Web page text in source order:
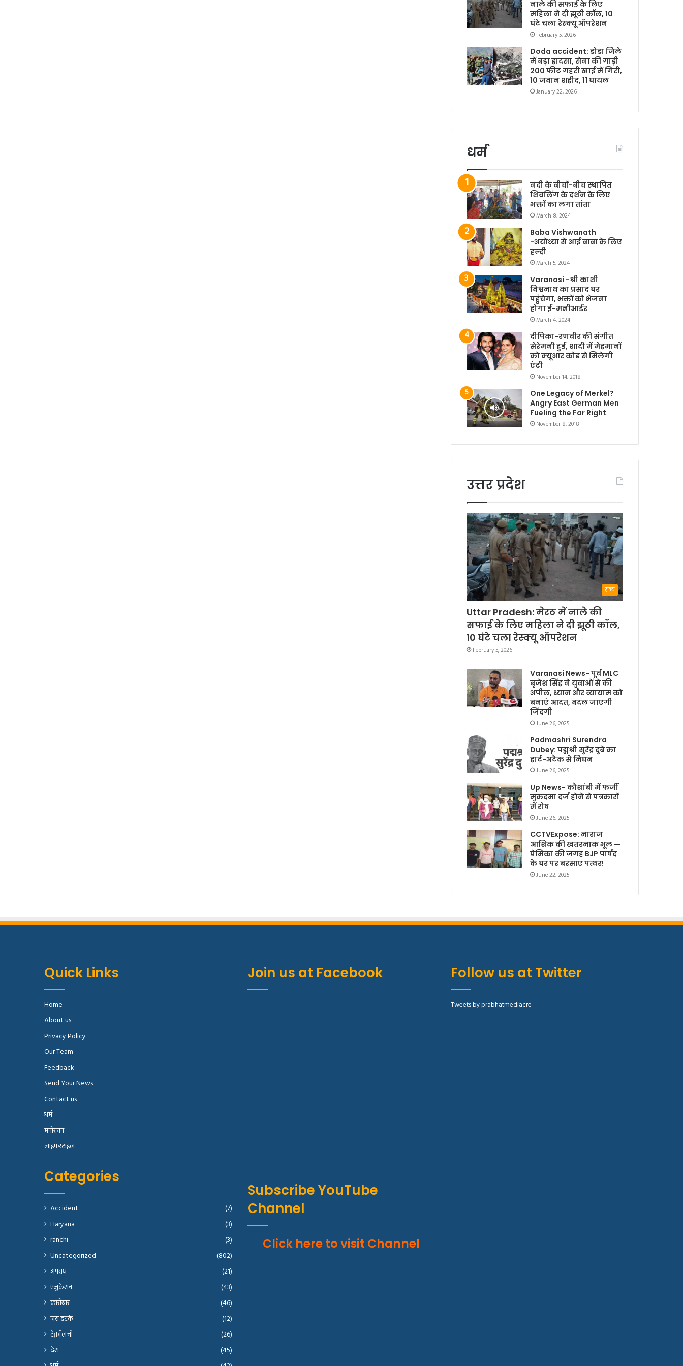
नाले की सफाई के लिए
महिला ने दी झूठी कॉल, 10
घंटे चला रेस्क्यू ऑपरेशन
February 5, 2026
Doda accident: डोडा जिले
में बड़ा हादसा, सेना की गाड़ी
200 फीट गहरी खाई में गिरी,
10 जवान शहीद, 11 घायल
January 22, 2026
धर्म
नदी के बीचों-बीच स्थापित
शिवलिंग के दर्शन के लिए
भक्तों का लगा तांता
March 8, 2024
Baba Vishwanath
-अयोध्या से आई बाबा के लिए
हल्दी
March 5, 2024
Varanasi -श्री काशी
विश्वनाथ का प्रसाद घर
पहुंचेगा, भक्तों को भेजना
होगा ई-मनीआर्डर
March 4, 2024
दीपिका-रणवीर की संगीत
सेरेमनी हुई, शादी में मेहमानों
को क्यूआर कोड से मिलेगी
एंट्री
November 14, 2018
One Legacy of Merkel?
Angry East German Men
Fueling the Far Right
November 8, 2018
उत्तर प्रदेश
राज्य
Uttar Pradesh: मेरठ में नाले की
सफाई के लिए महिला ने दी झूठी कॉल,
10 घंटे चला रेस्क्यू ऑपरेशन
February 5, 2026
Varanasi News- पूर्व MLC
बृजेश सिंह ने युवाओं से की
अपील, ध्यान और व्यायाम को
बनाएं आदत, बदल जाएगी
जिंदगी
June 26, 2025
Padmashri Surendra
Dubey: पद्मश्री सुरेंद्र दुबे का
हार्ट-अटैक से निधन
June 26, 2025
Up News- कौशांबी में फर्जी
मुकदमा दर्ज होने से पत्रकारों
में रोष
June 26, 2025
CCTVExpose: नाराज
आशिक की खतरनाक भूल —
प्रेमिका की जगह BJP पार्षद
के घर पर बरसाए पत्थर!
June 22, 2025
Quick Links
Home
About us
Privacy Policy
Our Team
Feedback
Send Your News
Contact us
धर्म
मनोरंजन
लाइफस्टाइल
Categories
Accident
(7)
Haryana
(3)
ranchi
(3)
Uncategorized
(802)
अपराध
(21)
एजुकेशन
(43)
कारोबार
(46)
जरा हटके
(12)
टेक्नॉलजी
(26)
देश
(45)
Join us at Facebook
Subscribe YouTube
Channel
Click here to visit Channel
Follow us at Twitter
Tweets by prabhatmediacre